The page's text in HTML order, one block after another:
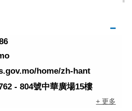
home/zh-hant
- 804號中華廣場15樓
+ 更多